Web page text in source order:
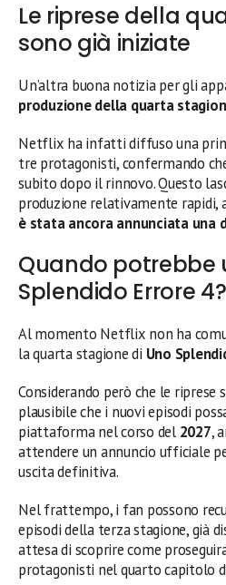
Le riprese della
sono già iniziate
Un’altra buona notizia per gli
produzione della quarta
Netflix ha infatti diffuso una
tre protagonisti, confermando
subito dopo il rinnovo. Questo
produzione relativamente rapidi,
è stata ancora annunciata una
Quando potrebbe
Splendido Errore 4?
Al momento Netflix non ha
la quarta stagione di Uno
Considerando però che le riprese
plausibile che i nuovi episodi
piattaforma nel corso del 2027,
attendere un annuncio ufficiale
uscita definitiva.
Nel frattempo, i fan possono
episodi della terza stagione, già
attesa di scoprire come
protagonisti nel quarto capitolo